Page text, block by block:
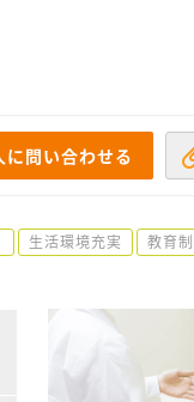
に問い合わせる
生活環境充実 教育